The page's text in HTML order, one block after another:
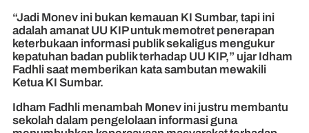
“Jadi Monev ini bukan kemauan KI Sumbar, tapi ini
adalah amanat UU KIP untuk memotret penerapan
keterbukaan informasi publik sekaligus mengukur
kepatuhan badan publik terhadap UU KIP,” ujar Idham
Fadhli saat memberikan kata sambutan mewakili
Ketua KI Sumbar.
Idham Fadhli menambah Monev ini justru membantu
sekolah dalam pengelolaan informasi guna